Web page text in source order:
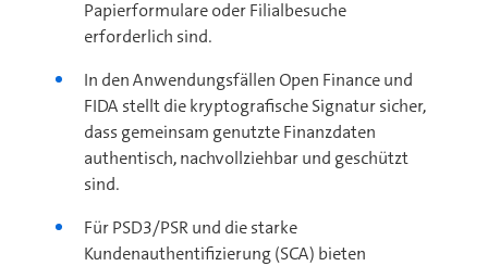
Papierformulare oder Filialbesuche
erforderlich sind.
In den Anwendungsfällen Open Finance und
FIDA stellt die kryptografische Signatur sicher,
dass gemeinsam genutzte Finanzdaten
authentisch, nachvollziehbar und geschützt
sind.
Für PSD3/PSR und die starke
Kundenauthentifizierung (SCA) bieten